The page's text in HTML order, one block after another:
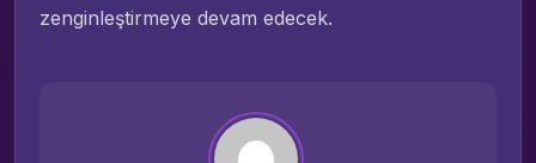
zenginleştirmeye devam edecek.